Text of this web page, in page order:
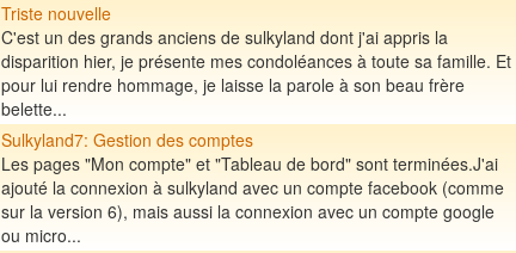
Triste nouvelle
C'est un des grands anciens de sulkyland dont j'ai appris la
disparition hier, je présente mes condoléances à toute sa famille. Et
pour lui rendre hommage, je laisse la parole à son beau frère
belette...
Sulkyland7: Gestion des comptes
Les pages "Mon compte" et "Tableau de bord" sont terminées.J'ai
ajouté la connexion à sulkyland avec un compte facebook (comme
sur la version 6), mais aussi la connexion avec un compte google
ou micro...